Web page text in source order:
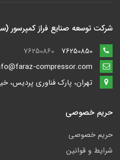
شرکت توسعه صنایع فراز کمپرسور
76250860
تهران، پارک فناوری پردیس، خیابان
حریم خصوصی
حریم خصوصی
شرایط و قوانین